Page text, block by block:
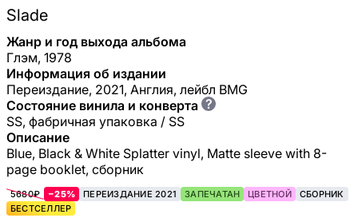
Slade
Жанр и год выхода альбома
Глэм, 1978
Информация об издании
Переиздание, 2021, Англия, лейбл BMG
Состояние винила и конверта ?
SS, фабричная упаковка / SS
Описание
Blue, Black & White Splatter vinyl, Matte sleeve with 8-
page booklet, сборник
5680₽ −25% ПЕРЕИЗДАНИЕ 2021 ЗАПЕЧАТАН ЦВЕТНОЙ
СБОРНИК
БЕСТСЕЛЛЕР